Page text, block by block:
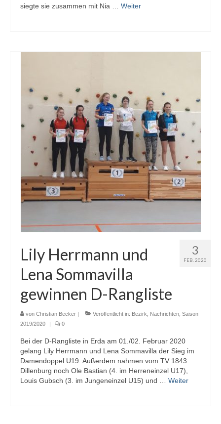
siegte sie zusammen mit Nia … Weiter
3
FEB. 2020
Lily Herrmann und
Lena Sommavilla
gewinnen D-Rangliste
von Christian Becker | Veröffentlicht in: Bezirk Nachrichten Saison
2019/2020
| 0
Bei der D-Rangliste in Erda am 01./02. Februar 2020
gelang Lily Herrmann und Lena Sommavilla der Sieg im
Damendoppel U19. Außerdem nahmen vom TV 1843
Dillenburg noch Ole Bastian (4. im Herreneinzel U17),
Louis Gubsch (3. im Jungeneinzel U15) und … Weiter